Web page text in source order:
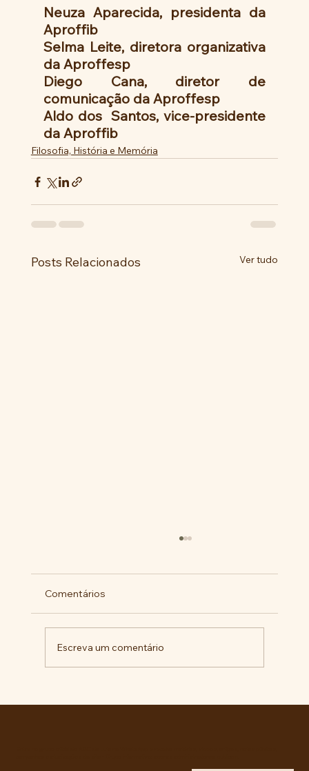
Neuza Aparecida, presidenta da
Aproffib
Selma Leite, diretora organizativa
da Aproffesp
Diego Cana, diretor de
comunicação da Aproffesp
Aldo dos  Santos, vice-presidente
da Aproffib
Filosofia, História e Memória
Posts Relacionados Ver tudo
Comentários
Escreva um comentário